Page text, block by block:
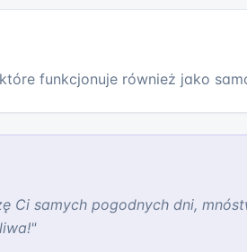
funkcjonuje również jako
Ci samych pogodnych dni,
"